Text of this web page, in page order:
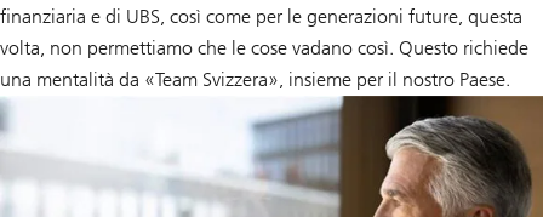
finanziaria e di UBS, così come per le generazioni future, questa
volta, non permettiamo che le cose vadano così. Questo richiede
una mentalità da «Team Svizzera», insieme per il nostro Paese.